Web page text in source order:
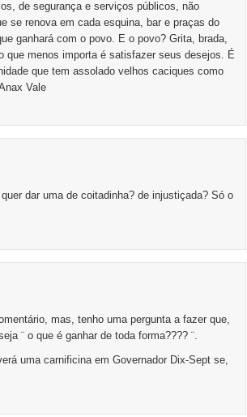
de segurança e serviços públicos, não
se renova em cada esquina, bar e praças do
ganhará com o povo. E o povo? Grita, brada,
que menos importa é satisfazer seus desejos. É
que tem assolado velhos caciques como
Vale
dar uma de coitadinha? de injustiçada? Só o
mas, tenho uma pergunta a fazer que,
¨ o que é ganhar de toda forma???? ¨.
uma carnificina em Governador Dix-Sept se,